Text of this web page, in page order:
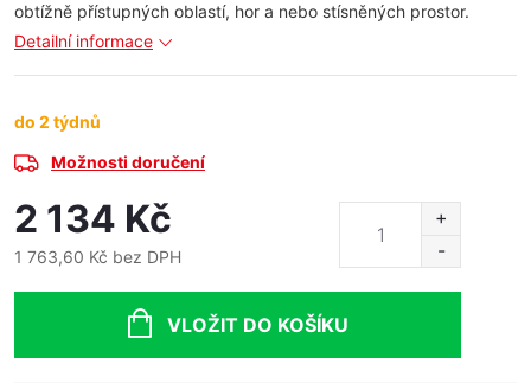
obtížně přístupných oblastí, hor a nebo stísněných prostor.
Detailní informace
do 2 týdnů
Možnosti doručení
2 134 Kč
1 763,60 Kč bez DPH
VLOŽIT DO KOŠÍKU